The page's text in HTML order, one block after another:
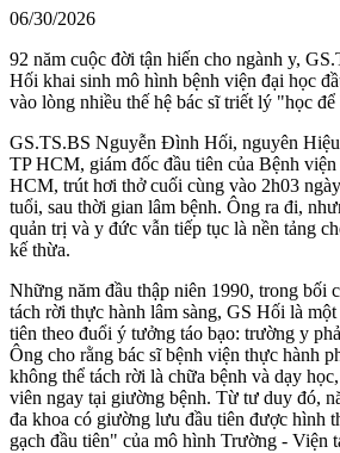
06/30/2026
92 năm cuộc đời tận hiến cho ngành y,
Hối khai sinh mô hình bệnh viện đại học
vào lòng nhiều thế hệ bác sĩ triết lý "học
GS.TS.BS Nguyễn Đình Hối, nguyên
TP HCM, giám đốc đầu tiên của Bệnh
HCM, trút hơi thở cuối cùng vào 2h03
tuổi, sau thời gian lâm bệnh. Ông ra đi,
quản trị và y đức vẫn tiếp tục là nền tảng
kế thừa.
Những năm đầu thập niên 1990, trong bối
tách rời thực hành lâm sàng, GS Hối là
tiên theo đuổi ý tưởng táo bạo: trường y
Ông cho rằng bác sĩ bệnh viện thực hành
không thể tách rời là chữa bệnh và dạy
viên ngay tại giường bệnh. Từ tư duy đó,
đa khoa có giường lưu đầu tiên được hình
gạch đầu tiên" của mô hình Trường - Viện